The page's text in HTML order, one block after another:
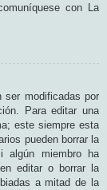
con La
ser modificadas por
Para editar una
este siempre esta
pueden borrar la
algún miembro ha
editar o borrar la
a mitad de la